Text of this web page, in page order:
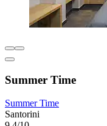
Summer Time
Summer Time
Santorini